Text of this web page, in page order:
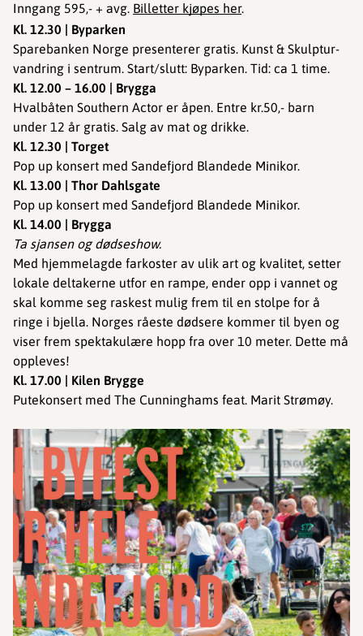
Inngang 595,- + avg. Billetter kjøpes her.
Kl. 12.30 | Byparken
Sparebanken Norge presenterer gratis. Kunst & Skulptur-
vandring i sentrum. Start/slutt: Byparken. Tid: ca 1 time.
Kl. 12.00 – 16.00 | Brygga
Hvalbåten Southern Actor er åpen. Entre kr.50,- barn
under 12 år gratis. Salg av mat og drikke.
Kl. 12.30 | Torget
Pop up konsert med Sandefjord Blandede Minikor.
Kl. 13.00 | Thor Dahlsgate
Pop up konsert med Sandefjord Blandede Minikor.
Kl. 14.00 | Brygga
Ta sjansen og dødseshow.
Med hjemmelagde farkoster av ulik art og kvalitet, setter
lokale deltakerne utfor en rampe, ender opp i vannet og
skal komme seg raskest mulig frem til en stolpe for å
ringe i bjella. Norges råeste dødsere kommer til byen og
viser frem spektakulære hopp fra over 10 meter. Dette må
oppleves!
Kl. 17.00 | Kilen Brygge
Putekonsert med The Cunninghams feat. Marit Strømøy.